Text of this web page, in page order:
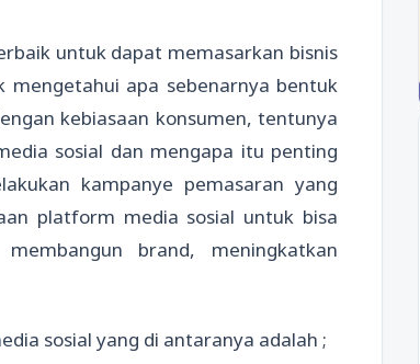
untuk dapat memasarkan bisnis
mengetahui apa sebenarnya bentuk
kebiasaan konsumen, tentunya
sosial dan mengapa itu penting
kampanye pemasaran yang
platform media sosial untuk bisa
brand, meningkatkan
sosial yang di antaranya adalah ;